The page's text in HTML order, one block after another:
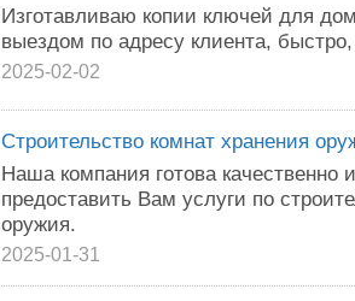
Изготавливаю копии ключей для
выездом по адресу клиента,
2025-02-02
Строительство комнат хранения
Наша компания готова качественно
предоставить Вам услуги по
оружия.
2025-01-31